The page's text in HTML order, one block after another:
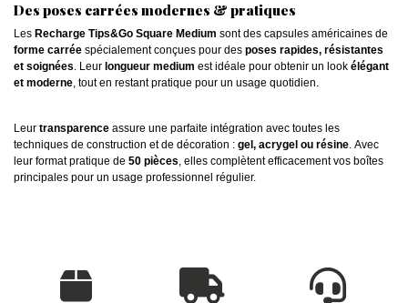
Des poses carrées modernes & pratiques
Les Recharge Tips&Go Square Medium sont des capsules américaines de
forme carrée spécialement conçues pour des poses rapides, résistantes
et soignées. Leur longueur medium est idéale pour obtenir un look élégant
et moderne, tout en restant pratique pour un usage quotidien.
Leur transparence assure une parfaite intégration avec toutes les
techniques de construction et de décoration : gel, acrygel ou résine. Avec
leur format pratique de 50 pièces, elles complètent efficacement vos boîtes
principales pour un usage professionnel régulier.